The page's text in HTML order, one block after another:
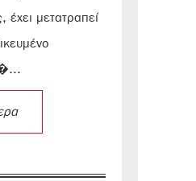
έχει μετατραπεί
�...